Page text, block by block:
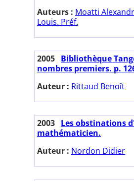
Auteurs : Moatti
Louis. Préf.
2005 Bibliothèque
nombres premiers. p.
Auteur : Rittaud Benoît
2003 Les obstinations
mathématicien.
Auteur : Nordon Didier